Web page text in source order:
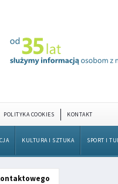
POLITYKA COOKIES KONTAKT
KULTURA I SZTUKA SPORT I